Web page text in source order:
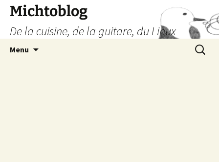
Aller
contenu
Michtoblog
De la cuisine, de la guitare, du Linux
Menu